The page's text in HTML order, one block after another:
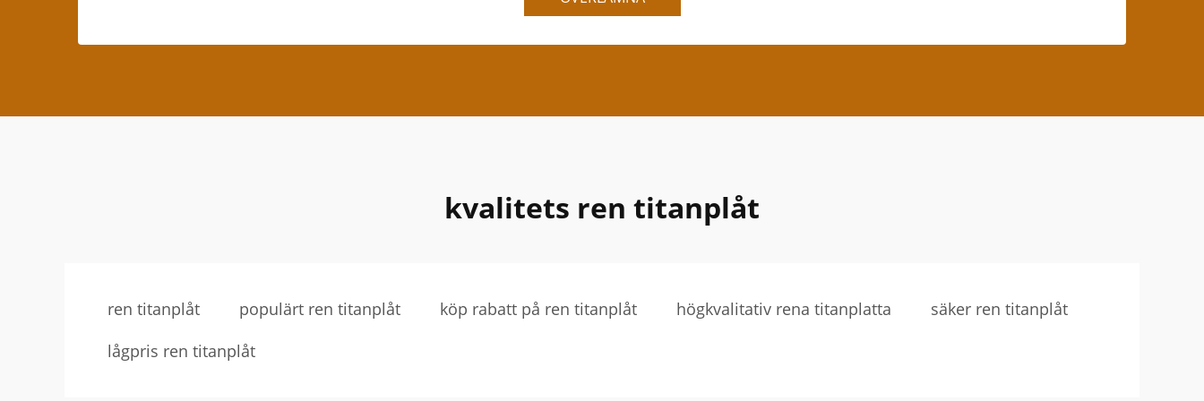
kvalitets ren titanplåt
ren titanplåt populärt ren titanplåt köp rabatt på ren titanplåt högkvalitativ rena titanplatta
säker ren titanplåt
lågpris ren titanplåt